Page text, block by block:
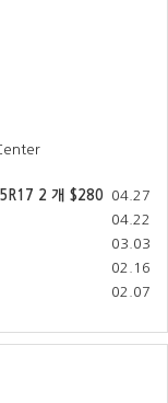
04.27
2 개 $280
04.22
03.03
02.16
02.07